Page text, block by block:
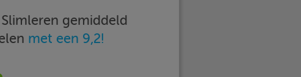
gemiddeld
met een 9,2!